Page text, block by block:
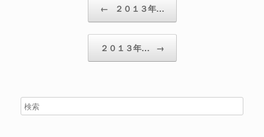
← ２０１３年…
２０１３年… →